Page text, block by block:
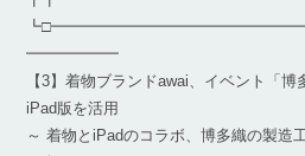
━━━━━━
【3】着物ブランドawai、イベント「
iPad版を活用
～ 着物とiPadのコラボ、博多織の製造